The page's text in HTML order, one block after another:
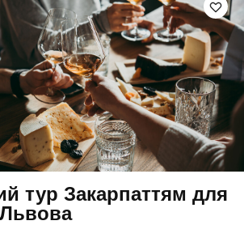
тур Закарпаттям для
Львова